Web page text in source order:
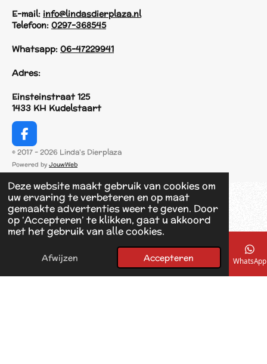
Deze website maakt gebruik van cookies om
uw ervaring te verbeteren en op maat
gemaakte advertenties weer te geven. Door
op ‘Accepteren’ te klikken, gaat u akkoord
met het gebruik van alle cookies.
Afwijzen Accepteren
E-mail: info@lindasdierplaza.nl
Telefoon: 0297-368545
Whatsapp: 06-47229941
Adres:
Einsteinstraat 125
1433 KH Kudelstaart
F
a
c
e
b
o
o
k
© 2017 - 2026 Linda's Dierplaza
Powered by JouwWeb
E-mailadres Telefoonnummer Kaart Facebook WhatsApp